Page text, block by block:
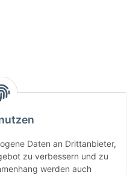
Daten an Drittanbieter,
zu verbessern und zu
werden auch